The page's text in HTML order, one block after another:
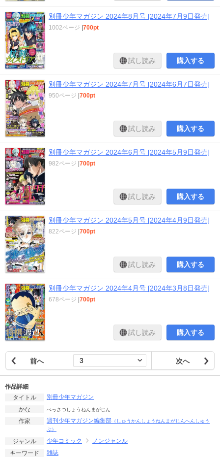
別冊少年マガジン 2024年8月号 [2024年7月9日発売]
1002ページ 700pt
試し読み 購入する
別冊少年マガジン 2024年7月号 [2024年6月7日発売]
950ページ 700pt
試し読み 購入する
別冊少年マガジン 2024年6月号 [2024年5月9日発売]
982ページ 700pt
試し読み 購入する
別冊少年マガジン 2024年5月号 [2024年4月9日発売]
822ページ 700pt
試し読み 購入する
別冊少年マガジン 2024年4月号 [2024年3月8日発売]
678ページ 700pt
試し読み 購入する
前へ 次へ
作品詳細
タイトル
別冊少年マガジン
かな
べっさつしょうねんまがじん
作家 週刊少年マガジン編集部 （しゅうかんしょうねんまがじんへんしゅう
ぶ）
ジャンル 少年コミック
ノンジャンル
キーワード
雑誌